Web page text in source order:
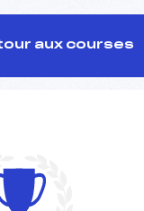
aux courses